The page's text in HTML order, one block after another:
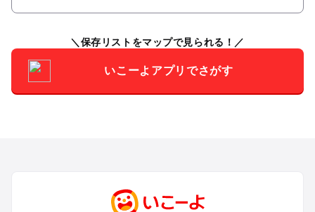
保存リストをマップで見られる！
いこーよアプリでさがす